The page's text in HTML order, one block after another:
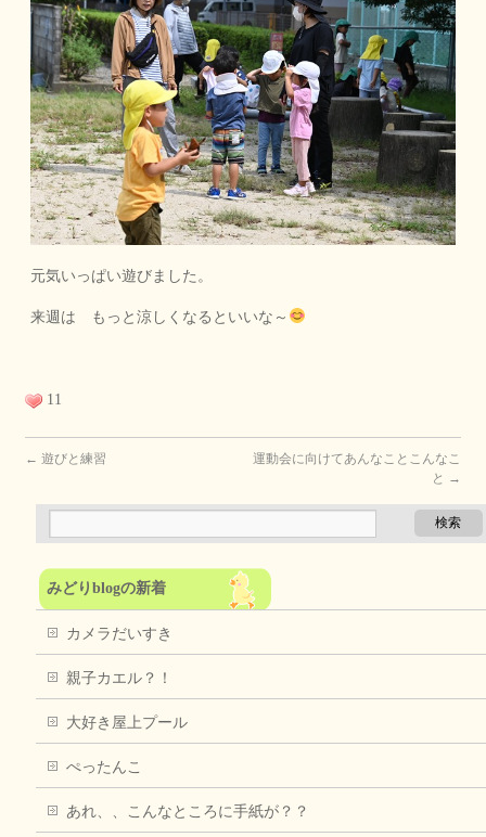
元気いっぱい遊びました。
来週は もっと涼しくなるといいな～
11
← 遊びと練習
運動会に向けてあんなことこんなこ
と →
みどりblogの新着
カメラだいすき
親子カエル？！
大好き屋上プール
ぺったんこ
あれ、、こんなところに手紙が？？